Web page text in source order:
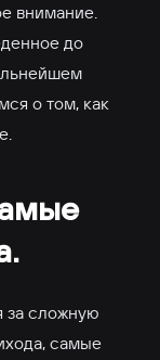
внимание.
до
о том, как
за сложную
самые